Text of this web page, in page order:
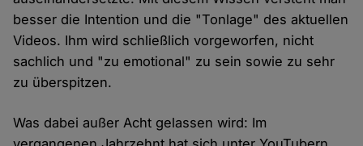
besser die Intention und die "Tonlage" des aktuellen
Videos. Ihm wird schließlich vorgeworfen, nicht
sachlich und "zu emotional" zu sein sowie zu sehr
zu überspitzen.
Was dabei außer Acht gelassen wird: Im